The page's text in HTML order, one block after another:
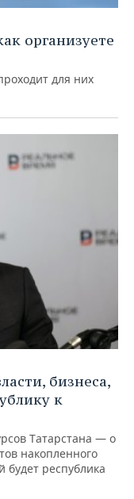
организуете
для них
бизнеса,
к
Татарстана — о
накопленного
будет республика